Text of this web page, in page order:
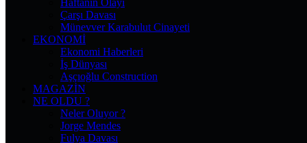
Haftanın Olayı
Çarşı Davası
Münevver Karabulut Cinayeti
EKONOMI
Ekonomi Haberleri
İş Dünyası
Aşçıoğlu Construction
MAGAZIN
NE OLDU ?
Neler Oluyor ?
Jorge Mendes
Fulya Davası